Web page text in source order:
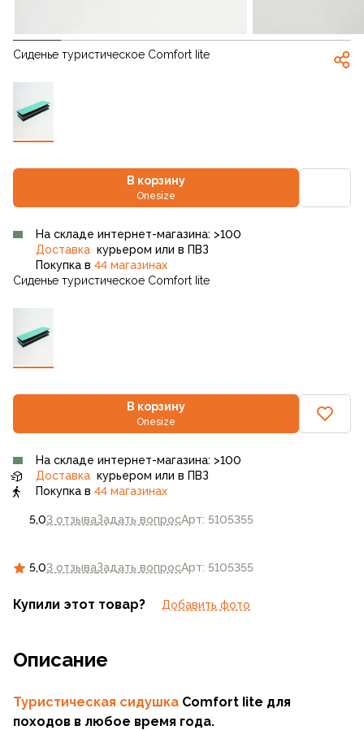
Сиденье туристическое Comfort Iite
В корзину
Onesize
5,03 отзываЗадать вопросАрт: 5105355
На складе интернет-магазина: >100
Доставка курьером или в ПВЗ
Покупка в 44 магазинах
Сиденье туристическое Comfort Iite
В корзину
Onesize
5,03 отзываЗадать вопросАрт: 5105355
На складе интернет-магазина: >100
Доставка курьером или в ПВЗ
Покупка в 44 магазинах
Купили этот товар? Добавить фото
Описание
Туристическая сидушка Comfort Iite для
походов в любое время года.